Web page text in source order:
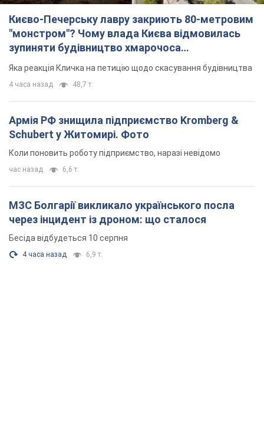
Києво-Печерську лавру закриють 80-метровим
"монстром"? Чому влада Києва відмовилась
зупиняти будівництво хмарочоса
"московського вірянина"
Яка реакція Кличка на петицію щодо скасування будівництва
4 часа назад 48,7 т.
Армія РФ знищила підприємство Kromberg &
Schubert у Житомирі. Фото
Коли поновить роботу підприємство, наразі невідомо
час назад 6,6 т.
МЗС Болгарії викликало українського посла
через інцидент із дроном: що сталося
Бесіда відбудеться 10 серпня
4 часа назад 6,9 т.